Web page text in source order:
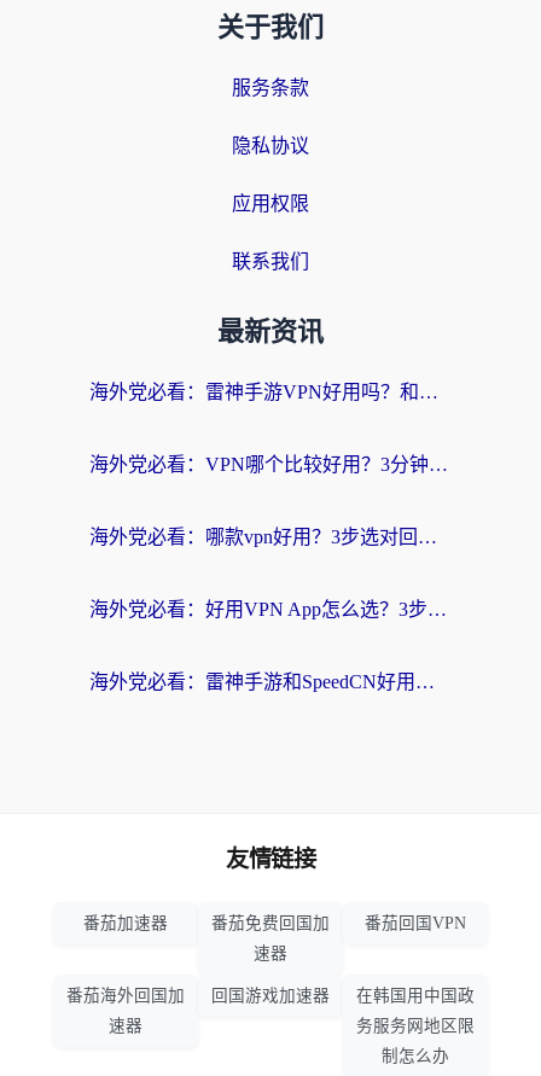
关于我们
服务条款
隐私协议
应用权限
联系我们
最新资讯
海外党必看：雷神手游VPN好用吗？和天速回国VPN对比哪个回国效果更好？附实用加速器选择指南
海外党必看：VPN哪个比较好用？3分钟找到适合你的回国加速方案
海外党必看：哪款vpn好用？3步选对回国加速器，无缝刷剧玩游戏
海外党必看：好用VPN App怎么选？3步教你无缝访问国内资源
海外党必看：雷神手游和SpeedCN好用吗？3招选对回国加速器无缝刷国内资源
友情链接
番茄加速器
番茄免费回国加
速器
番茄回国VPN
番茄海外回国加
速器
回国游戏加速器
在韩国用中国政
务服务网地区限
制怎么办